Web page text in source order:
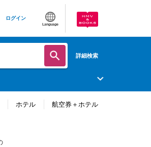
ログイン
Language
詳細検索
ホテル 航空券＋ホテル